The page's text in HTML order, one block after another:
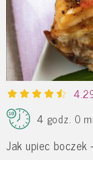
4 godz. 0
Jak upiec boczek